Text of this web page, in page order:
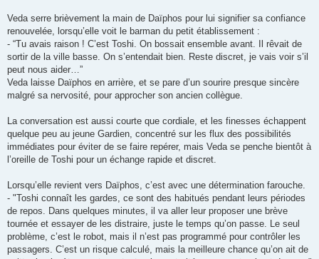
Veda serre brièvement la main de Daïphos pour lui signifier sa confiance
renouvelée, lorsqu’elle voit le barman du petit établissement :
- “Tu avais raison ! C’est Toshi. On bossait ensemble avant. Il rêvait de
sortir de la ville basse. On s’entendait bien. Reste discret, je vais voir s’il
peut nous aider…”
Veda laisse Daïphos en arrière, et se pare d’un sourire presque sincère
malgré sa nervosité, pour approcher son ancien collègue.
La conversation est aussi courte que cordiale, et les finesses échappent
quelque peu au jeune Gardien, concentré sur les flux des possibilités
immédiates pour éviter de se faire repérer, mais Veda se penche bientôt à
l’oreille de Toshi pour un échange rapide et discret.
Lorsqu’elle revient vers Daïphos, c’est avec une détermination farouche.
- "Toshi connaît les gardes, ce sont des habitués pendant leurs périodes
de repos. Dans quelques minutes, il va aller leur proposer une brève
tournée et essayer de les distraire, juste le temps qu’on passe. Le seul
problème, c’est le robot, mais il n’est pas programmé pour contrôler les
passagers. C’est un risque calculé, mais la meilleure chance qu’on ait de